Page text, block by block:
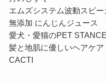
エムズシステム波動スピー
無添加 にんじんジュース
愛犬・愛猫のPET STANCE
髪と地肌に優しいヘアケ
CACTI